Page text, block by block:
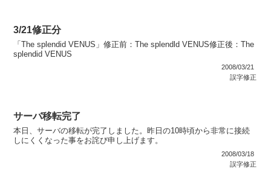
3/21修正分
「The splendid VENUS」修正前：The splendld VENUS修正後：The
splendid VENUS
2008/03/21
誤字修正
サーバ移転完了
本日、サーバの移転が完了しました。昨日の10時頃から非常に接続
しにくくなった事をお詫び申し上げます。
2008/03/18
誤字修正